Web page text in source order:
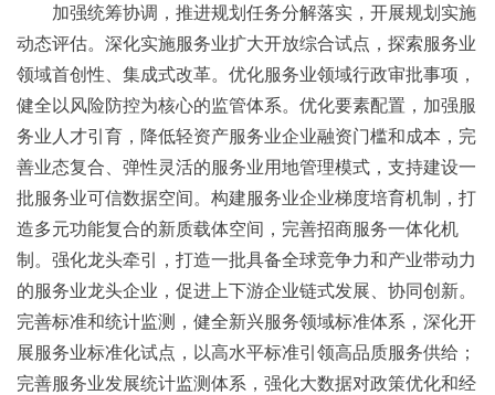
加强统筹协调，推进规划任务分解落实，开展规划实施
动态评估。深化实施服务业扩大开放综合试点，探索服务业
领域首创性、集成式改革。优化服务业领域行政审批事项，
健全以风险防控为核心的监管体系。优化要素配置，加强服
务业人才引育，降低轻资产服务业企业融资门槛和成本，完
善业态复合、弹性灵活的服务业用地管理模式，支持建设一
批服务业可信数据空间。构建服务业企业梯度培育机制，打
造多元功能复合的新质载体空间，完善招商服务一体化机
制。强化龙头牵引，打造一批具备全球竞争力和产业带动力
的服务业龙头企业，促进上下游企业链式发展、协同创新。
完善标准和统计监测，健全新兴服务领域标准体系，深化开
展服务业标准化试点，以高水平标准引领高品质服务供给；
完善服务业发展统计监测体系，强化大数据对政策优化和经